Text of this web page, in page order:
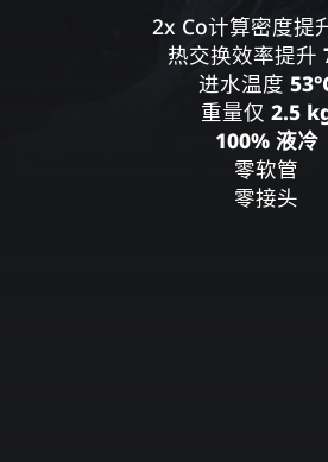
2x Co计算密度提
热交换效率提升
进水温度
重量仅 2.5
100% 液冷
零软管
零接头